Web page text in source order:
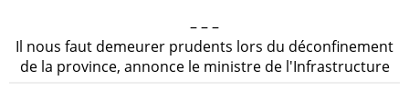
– – –
Il nous faut demeurer prudents lors du déconfinement
de la province, annonce le ministre de l'Infrastructure